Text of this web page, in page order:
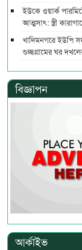
ইউকে ওয়ার্ক
আত্মসাৎ: স্ত্রী
খাদিমনগরে ইউপি
গুচ্ছগ্রামের ঘর
বিজ্ঞাপন
আর্কাইভ